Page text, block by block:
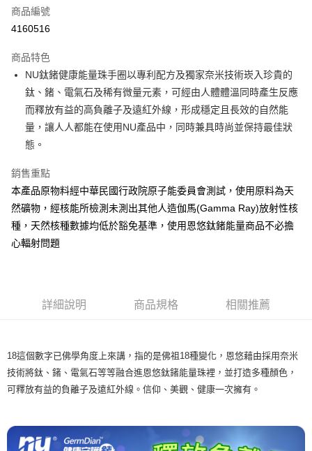
信用卡分期付款
合作金庫商業銀行
華南商業銀行
彰化商業銀行
上海商業儲蓄銀行
台北富邦商業銀行
國泰世華商業銀行
兆豐國際商業銀行
臺灣中小企業銀行
台中商業銀行
匯豐（台灣）商業銀行
聯邦商業銀行
元大商業銀行
台新國際商業銀行
中國信託商業銀行
台灣樂天信用卡公司
超商取貨付款
LINE Pay
Apple Pay
街口支付
悠遊付
Google Pay
ATM付款
每筆NT$80
7-11取貨付款
每筆NT$80
每筆NT$80，滿NT$990(含以上)免運費
商品編號
4160516
商品特色
NU鈦鍺健康能量珠手圈以專利配方及獨家奈米技術崁入珍貴的
鈦、鍺、電氣石及稀有微量元素，可經由人體體溫同時產生反應
而釋放有益的高負離子及遠紅外線，形成穩定且長效的自然能
量，讓人人都能在使用NU產品中，同時兼具時尚並保持最佳狀
態。
銷售重點
本產品原物料經中華民國行政院原子能委員會測試，使用原料為天
然礦物，經核能所檢測未測出其他人造伽馬(Gamma Ray)放射性核
種，天然核種數據均低於豁免基準，使用恩悠鈦鍺能量商品不必擔
心輻射問題
詳細說明 商品規格 相關推薦
18這個數字已佛學角度上來講，指的是佛祖18種變化，恩悠藉由採用奈米
技術將鈦、鍺、電氣石等等融合進恩悠鈦鍺能量珠裡，並打造多種顏色，
可釋放有益的負離子及遠紅外線。信仰、美觀、健康一次擁有。